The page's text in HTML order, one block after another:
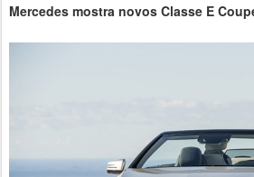
Mercedes mostra novos Classe E